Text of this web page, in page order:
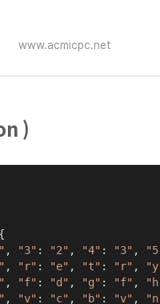
www.acmicpc.net
)
, "3" : "2" , "4" : "3" ,
, "r" : "e" , "t" : "r" ,
, "f" : "d" , "g" : "f" ,
, "v" : "c" , "b" : "v" ,